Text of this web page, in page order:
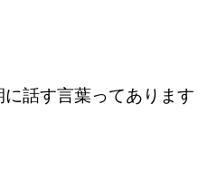
話す言葉ってあります